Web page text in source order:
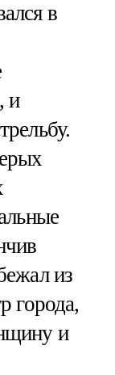
в
и
из
города,
и